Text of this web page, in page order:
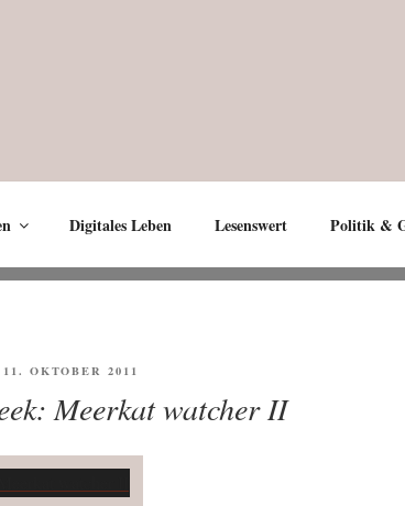
Digitales Leben Lesenswert Politik &
OKTOBER 2011
Meerkat watcher II